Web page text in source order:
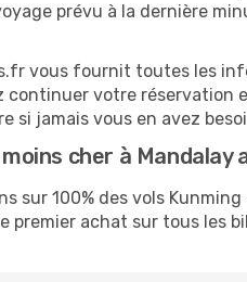
prévu à la dernière
vous fournit toutes les
continuer votre réservation
si jamais vous en avez
cher à Mandalay
sur 100% des vols
premier achat sur tous les